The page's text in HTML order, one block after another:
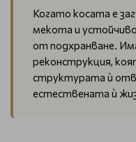
Когато косата е
мекота и
от подхранване.
реконструкция,
структурата ѝ
естествената ѝ